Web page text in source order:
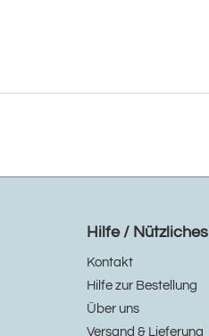
Hilfe / Nützliches
Kontakt
Hilfe zur Bestellung
Über uns
Versand & Lieferung